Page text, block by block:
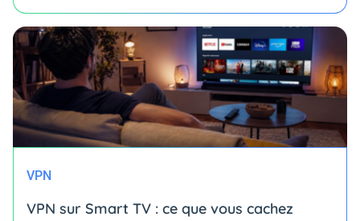
VPN
VPN sur Smart TV : ce que vous cachez